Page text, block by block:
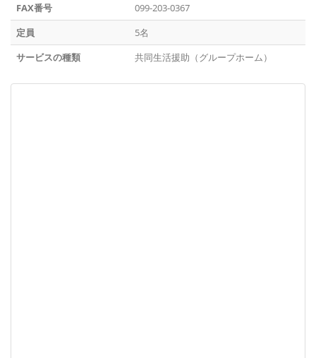
FAX番号
099-203-0367
定員
5名
サービスの種類
共同生活援助（グループホーム）